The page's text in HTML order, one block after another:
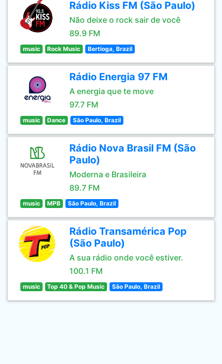
Rádio Kiss FM (São Paulo)
Não deixe o rock sair de você
89.9 FM
music Rock Music Bertioga, Brazil
Rádio Energia 97 FM
A energia que te move
97.7 FM
music Dance São Paulo, Brazil
Rádio Nova Brasil FM (São
Paulo)
Moderna e Brasileira
89.7 FM
music MPB São Paulo, Brazil
Rádio Transamérica Pop
(São Paulo)
A sua rádio onde você estiver.
100.1 FM
music Top 40 & Pop Music São Paulo, Brazil